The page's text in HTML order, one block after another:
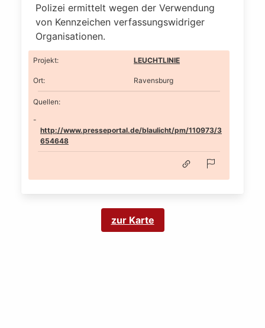
Polizei ermittelt wegen der Verwendung
von Kennzeichen verfassungswidriger
Organisationen.
Projekt: LEUCHTLINIE
Ort: Ravensburg
Quellen:
http://www.presseportal.de/blaulicht/pm/110973/3
654648
zur Karte